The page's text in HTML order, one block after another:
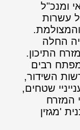
ומנכ"ל
עשרות
והמצולמת.
החלה
התיכון.
רבים
השידור,
שטחים,
המזרח
'מגזין